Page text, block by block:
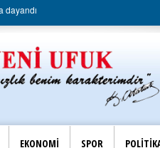
dayandı
EKONOMİ SPOR